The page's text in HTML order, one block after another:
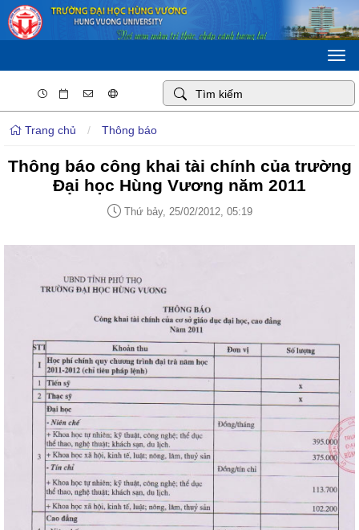
Trang chủ / Thông báo
Thông báo công khai tài chính của trường
Đại học Hùng Vương năm 2011
Thứ bảy, 25/02/2012, 05:19